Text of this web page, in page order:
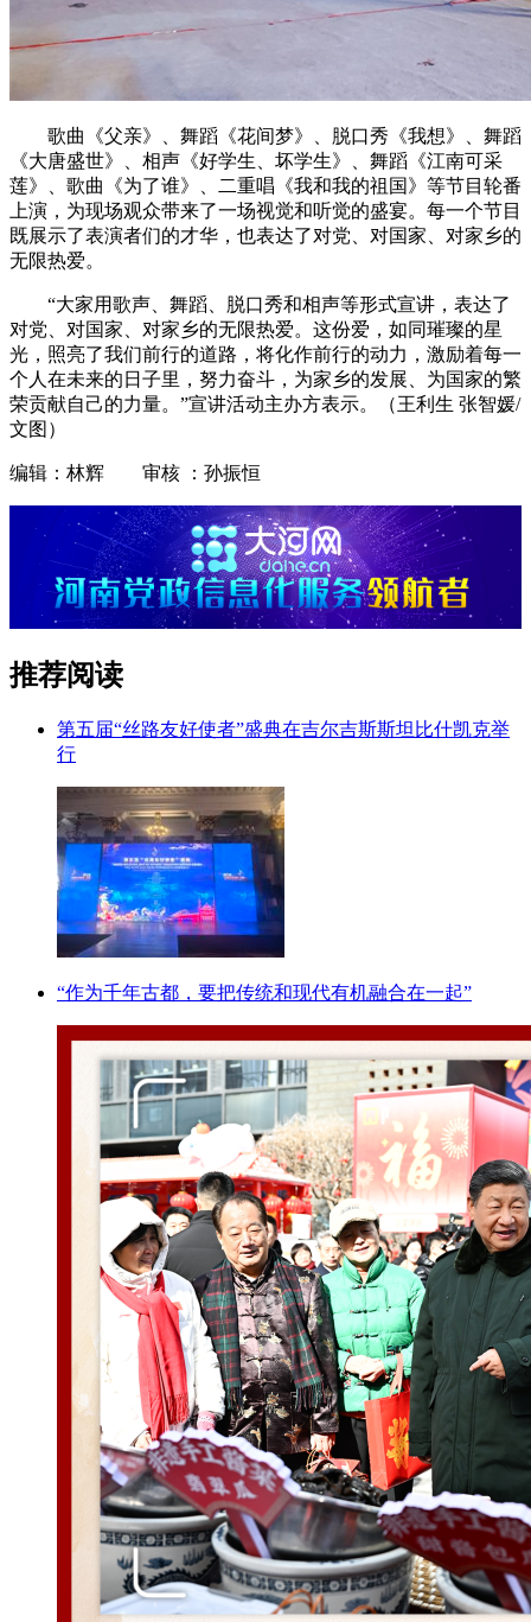
歌曲《父亲》、舞蹈《花间梦》、脱口秀《我想》、舞蹈
《大唐盛世》、相声《好学生、坏学生》、舞蹈《江南可采
莲》、歌曲《为了谁》、二重唱《我和我的祖国》等节目轮番
上演，为现场观众带来了一场视觉和听觉的盛宴。每一个节目
既展示了表演者们的才华，也表达了对党、对国家、对家乡的
无限热爱。
“大家用歌声、舞蹈、脱口秀和相声等形式宣讲，表达了
对党、对国家、对家乡的无限热爱。这份爱，如同璀璨的星
光，照亮了我们前行的道路，将化作前行的动力，激励着每一
个人在未来的日子里，努力奋斗，为家乡的发展、为国家的繁
荣贡献自己的力量。”宣讲活动主办方表示。（王利生 张智媛/
文图）
编辑：林辉 审核 ：孙振恒
推荐阅读
第五届“丝路友好使者”盛典在吉尔吉斯斯坦比什凯克举
行
“作为千年古都，要把传统和现代有机融合在一起”